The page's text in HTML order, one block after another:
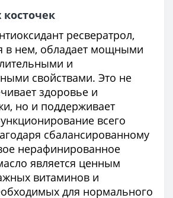
ресвератрол,
в нем, обладает мощными
и
свойствами. Это не
здоровье и
но и поддерживает
всего
сбалансированному
нерафинированное
является ценным
витаминов и
для нормального